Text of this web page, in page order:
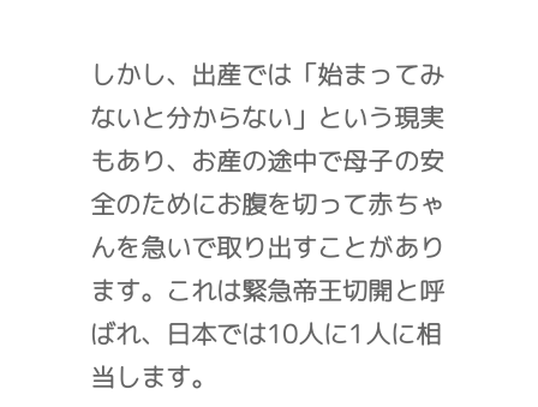
しかし、出産では「始まってみ
ないと分からない」という現実
もあり、お産の途中で母子の安
全のためにお腹を切って赤ちゃ
んを急いで取り出すことがあり
ます。これは緊急帝王切開と呼
ばれ、日本では10人に1人に相
当します。